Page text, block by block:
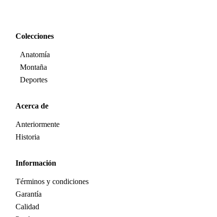
Colecciones
Anatomía
Montaña
Deportes
Acerca de
Anteriormente
Historia
Información
Términos y condiciones
Garantía
Calidad